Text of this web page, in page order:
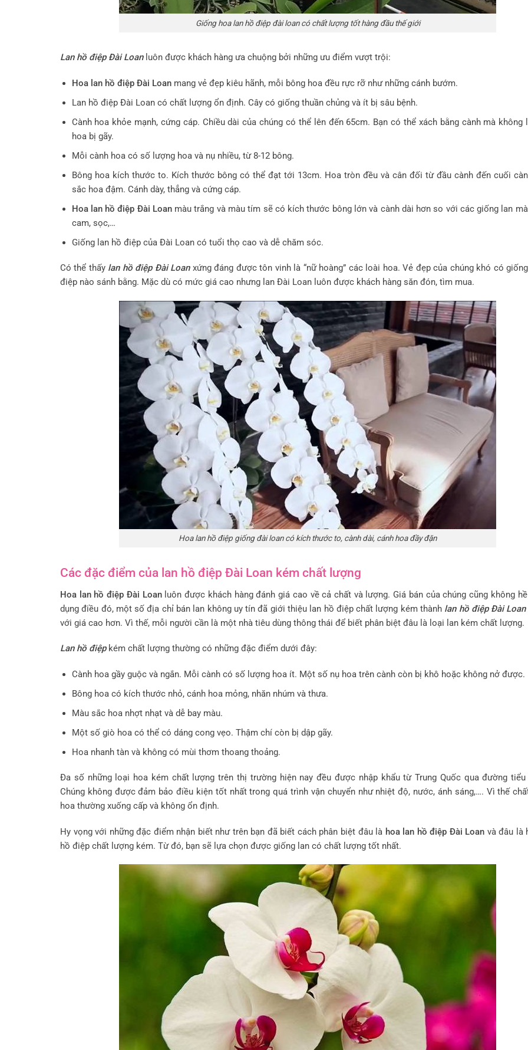
Giống hoa lan hồ điệp đài loan có chất lượng tốt hàng đầu thế giới
Lan hồ điệp Đài Loanluôn được khách hàng ưa chuộng bởi những ưu điểm vượt trội:
Hoa lan hồ điệp Đài Loanmang vẻ đẹp kiêu hãnh, mỗi bông hoa đều rực rỡ như những cánh bướm.
Lan hồ điệp Đài Loan có chất lượng ổn định. Cây có giống thuần chủng và ít bị sâu bệnh.
Cành hoa khỏe mạnh, cứng cáp. Chiều dài của chúng có thể lên đến 65cm. Bạn có thể xách bằng cành mà không
hoa bị gãy.
Mỗi cành hoa có số lượng hoa và nụ nhiều, từ 8-12 bông.
Bông hoa kích thước to. Kích thước bông có thể đạt tới 13cm. Hoa tròn đều và cân đối từ đầu cành đến cuối
sắc hoa đậm. Cánh dày, thẳng và cứng cáp.
Hoa lan hồ điệp Đài Loanmàu trắng và màu tím sẽ có kích thước bông lớn và cành dài hơn so với các giống lan
cam, sọc,…
Giống lan hồ điệp của Đài Loan có tuổi thọ cao và dễ chăm sóc.
Có thể thấy lan hồ điệp Đài Loanxứng đáng được tôn vinh là “nữ hoàng” các loài hoa. Vẻ đẹp của chúng khó có
điệp nào sánh bằng. Mặc dù có mức giá cao nhưng lan Đài Loan luôn được khách hàng săn đón, tìm mua.
Hoa lan hồ điệp giống đài loan có kích thước to, cành dài, cánh hoa đầy đặn
Các đặc điểm của lan hồ điệp Đài Loan kém chất lượng
Hoa lan hồ điệp Đài Loanluôn được khách hàng đánh giá cao về cả chất và lượng. Giá bán của chúng cũng không
dụng điều đó, một số địa chỉ bán lan không uy tín đã giới thiệu lan hồ điệp chất lượng kém thành lan hồ điệp Đài Loan
với giá cao hơn. Vì thế, mỗi người cần là một nhà tiêu dùng thông thái để biết phân biệt đâu là loại lan kém chất lượng.
Lan hồ điệpkém chất lượng thường có những đặc điểm dưới đây:
Cành hoa gầy guộc và ngắn. Mỗi cành có số lượng hoa ít. Một số nụ hoa trên cành còn bị khô hoặc không nở được.
Bông hoa có kích thước nhỏ, cánh hoa mỏng, nhăn nhúm và thưa.
Màu sắc hoa nhợt nhạt và dễ bay màu.
Một số giò hoa có thể có dáng cong vẹo. Thậm chí còn bị dập gãy.
Hoa nhanh tàn và không có mùi thơm thoang thoảng.
Đa số những loại hoa kém chất lượng trên thị trường hiện nay đều được nhập khẩu từ Trung Quốc qua đường tiểu
Chúng không được đảm bảo điều kiện tốt nhất trong quá trình vận chuyển như nhiệt độ, nước, ánh sáng,…. Vì thế
hoa thường xuống cấp và không ổn định.
Hy vọng với những đặc điểm nhận biết như trên bạn đã biết cách phân biệt đâu là hoa lan hồ điệp Đài Loan và đâu là
hồ điệp chất lượng kém. Từ đó, bạn sẽ lựa chọn được giống lan có chất lượng tốt nhất.